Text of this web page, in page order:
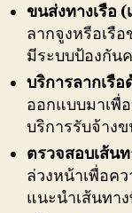
ขนส่งทางเรือ
ลากจูงหรือเรื
มีระบบป้องกัน
บริการลากเรือ
ออกแบบมาเพื่
บริการรับจ้าง
ตรวจสอบเส้น
ล่วงหน้าเพื่อค
แนะนำเส้นทา